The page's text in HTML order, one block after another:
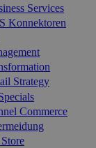
Services
Konnektoren
Strategy
Commerce